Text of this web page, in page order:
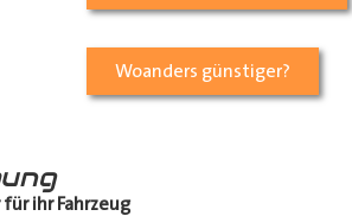
Woanders günstiger?
ihr Fahrzeug